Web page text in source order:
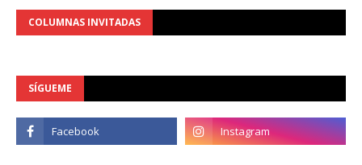
COLUMNAS INVITADAS
SÍGUEME